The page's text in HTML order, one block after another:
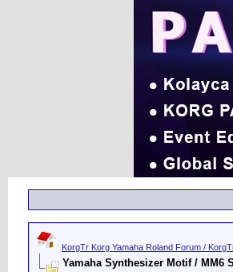
KorgTr Korg Yamaha Roland Forum /
Yamaha Synthesizer Motif / MM6